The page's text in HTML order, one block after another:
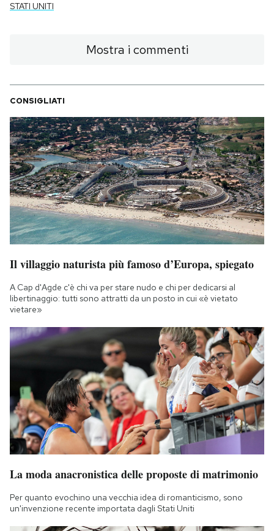
STATI UNITI
Mostra i commenti
CONSIGLIATI
Il villaggio naturista più famoso d’Europa, spiegato
A Cap d'Agde c'è chi va per stare nudo e chi per dedicarsi al
libertinaggio: tutti sono attratti da un posto in cui «è vietato
vietare»
La moda anacronistica delle proposte di matrimonio
Per quanto evochino una vecchia idea di romanticismo, sono
un'invenzione recente importata dagli Stati Uniti